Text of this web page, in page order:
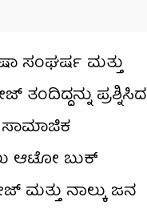
ಸಂಘರ್ಷ ಮತ್ತು
ಪ್ರಶ್ನಿಸಿದ
ಆಟೋ ಬುಕ್
ಮತ್ತು ನಾಲ್ಕು ಜನ